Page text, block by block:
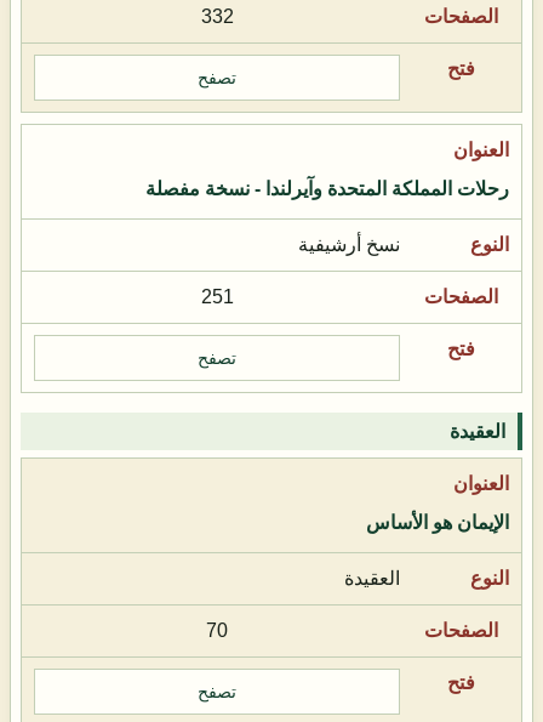
332
تصفح
رحلات المملكة المتحدة وآيرلندا - نسخة مفصلة
نسخ أرشيفية
251
تصفح
العقيدة
الإيمان هو الأساس
العقيدة
70
تصفح